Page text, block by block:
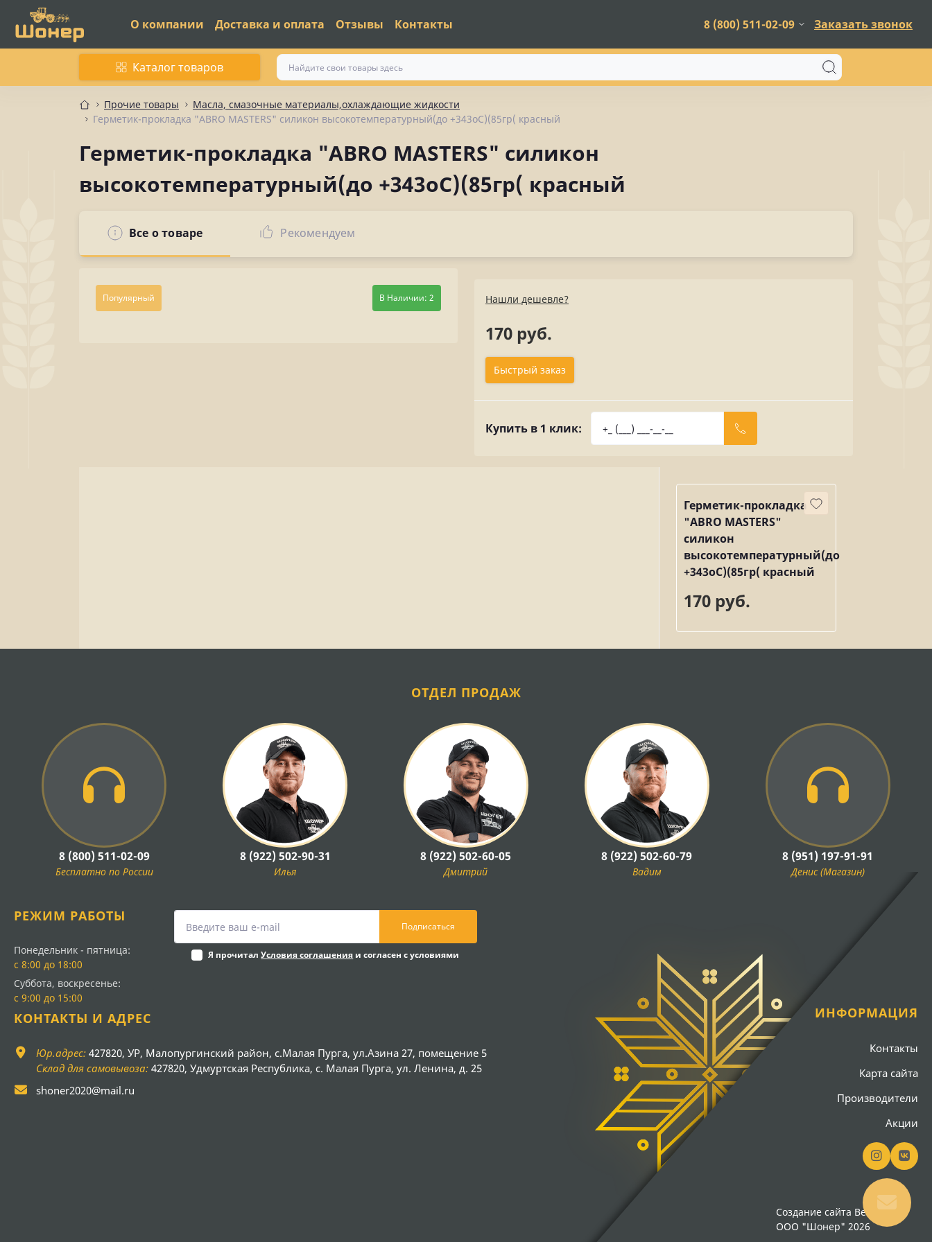
О компании Доставка и оплата Отзывы Контакты 8 (800) 511-02-09 Заказать звонок
Каталог товаров
Прочие товары
Масла, смазочные материалы,охлаждающие жидкости
Герметик-прокладка "ABRO MASTERS" силикон высокотемпературный(до +343оС)(85гр( красный
Герметик-прокладка "ABRO MASTERS" силикон
высокотемпературный(до +343оС)(85гр( красный
Все о товаре Рекомендуем
Популярный В Наличии: 2 Нашли дешевле?
170 руб.
Быстрый заказ
Купить в 1 клик:
Герметик-прокладка
"ABRO MASTERS"
силикон
высокотемпературный(до
+343оС)(85гр( красный
170 руб.
ОТДЕЛ ПРОДАЖ
8 (800) 511-02-09
Бесплатно по России
8 (922) 502-90-31
Илья
8 (922) 502-60-05
Дмитрий
8 (922) 502-60-79
Вадим
8 (951) 197-91-91
Денис (Магазин)
РЕЖИМ РАБОТЫ
Понедельник - пятница:
с 8:00 до 18:00
Суббота, воскресенье:
с 9:00 до 15:00
Подписаться
Я прочиталУсловия соглашения и согласен с условиями
КОНТАКТЫ И АДРЕС
Юр.адрес: 427820, УР, Малопургинский район, с.Малая Пурга, ул.Азина 27, помещение 5
Склад для самовывоза: 427820, Удмуртская Республика, с. Малая Пурга, ул. Ленина, д. 25
shoner2020@mail.ru
ИНФОРМАЦИЯ
Контакты
Карта сайта
Производители
Акции
Создание сайта Вебсайт18
ООО "Шонер" 2026